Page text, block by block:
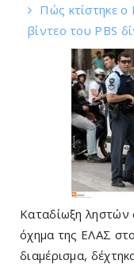
Πώς κτίστηκε
βίντεο του PBS
Καταδίωξη ληστών
όχημα της ΕΛΑΣ
διαμέρισμα,